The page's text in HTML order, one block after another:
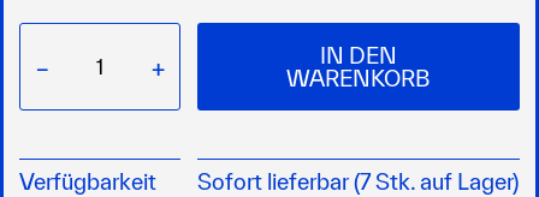
− +
IN DEN
WARENKORB
Verfügbarkeit
Sofort lieferbar (7 Stk. auf Lager)